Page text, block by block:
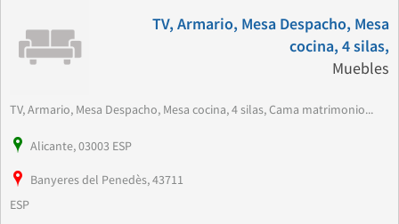
TV, Armario, Mesa Despacho, Mesa
cocina, 4 silas,
Muebles
TV, Armario, Mesa Despacho, Mesa cocina, 4 silas, Cama matrimonio...
Alicante, 03003 ESP
Banyeres del Penedès, 43711
ESP